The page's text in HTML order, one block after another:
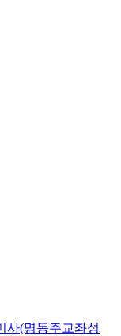
사(명동주교좌성